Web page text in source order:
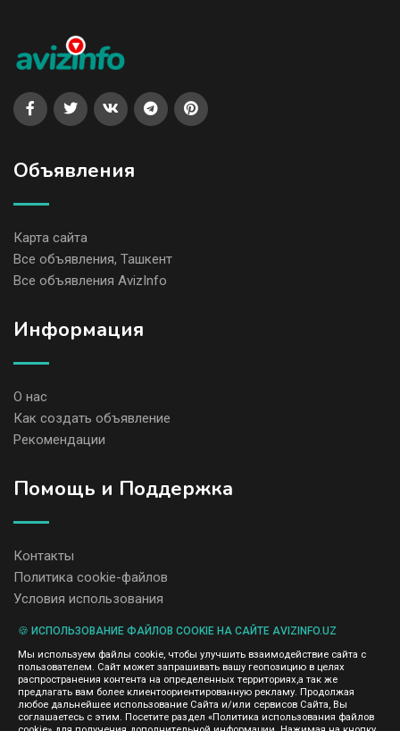
Объявления
Карта сайта
Все объявления, Ташкент
Все объявления AvizInfo
Информация
О нас
Как создать объявление
Рекомендации
Помощь и Поддержка
Контакты
Политика cookie-файлов
Условия использования
содержание размещенных объявлений.
Мы ценим конфиденциальность наших пользователей. Мы не
передаем и не продаем личную информацию зарегистрированных
пользователей AvizInfo.uz третьим лицам. Мы не отвечаем за
правила конфиденциальности сайтов на которые ссылается
AvizInfo.uz. На некоторых страницах нашего сайта представлена
🍪 ИСПОЛЬЗОВАНИЕ ФАЙЛОВ COOKIE НА САЙТЕ AVIZINFO.UZ
Мы используем файлы cookie, чтобы улучшить взаимодействие сайта с
пользователем. Сайт может запрашивать вашу геопозицию в целях
распространения контента на определенных территориях,а так же
предлагать вам более клиентоориентированную рекламу. Продолжая
любое дальнейшее использование Сайта и/или сервисов Сайта, Вы
соглашаетесь с этим. Посетите раздел «Политика использования файлов